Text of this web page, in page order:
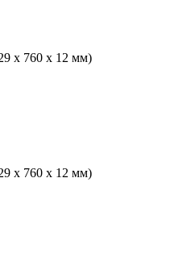
х 760 х 12 мм)
х 760 х 12 мм)